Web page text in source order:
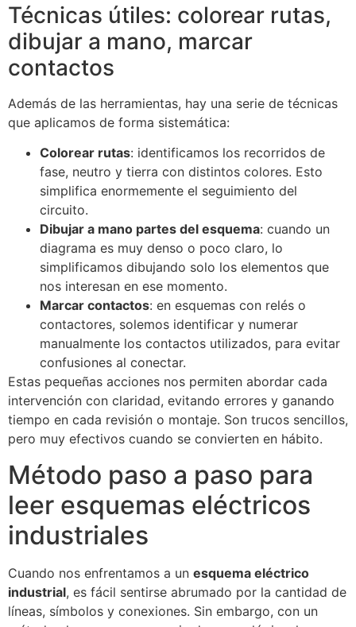
Técnicas útiles: colorear rutas,
dibujar a mano, marcar
contactos
Además de las herramientas, hay una serie de técnicas
que aplicamos de forma sistemática:
Colorear rutas: identificamos los recorridos de
fase, neutro y tierra con distintos colores. Esto
simplifica enormemente el seguimiento del
circuito.
Dibujar a mano partes del esquema: cuando un
diagrama es muy denso o poco claro, lo
simplificamos dibujando solo los elementos que
nos interesan en ese momento.
Marcar contactos: en esquemas con relés o
contactores, solemos identificar y numerar
manualmente los contactos utilizados, para evitar
confusiones al conectar.
Estas pequeñas acciones nos permiten abordar cada
intervención con claridad, evitando errores y ganando
tiempo en cada revisión o montaje. Son trucos sencillos,
pero muy efectivos cuando se convierten en hábito.
Método paso a paso para
leer esquemas eléctricos
industriales
Cuando nos enfrentamos a un esquema eléctrico
industrial, es fácil sentirse abrumado por la cantidad de
líneas, símbolos y conexiones. Sin embargo, con un